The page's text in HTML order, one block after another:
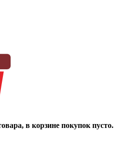
в корзине покупок пусто.